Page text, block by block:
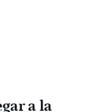
a la